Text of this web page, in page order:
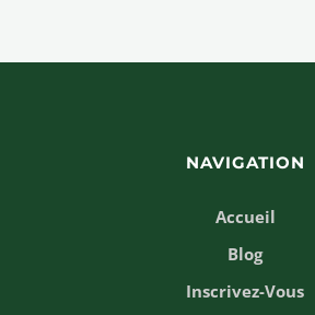
NAVIGATION
Accueil
Blog
Inscrivez-Vous